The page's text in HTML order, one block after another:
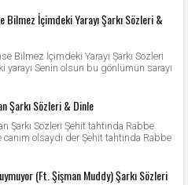
Bilmez İçimdeki Yarayı Şarkı Sözleri &
Bilmez İçimdeki Yarayı Şarkı Sözleri
Senin olsun bu gönlümün sarayı
Şarkı Sözleri & Dinle
Şarkı Sözleri Şehit tahtında Rabbe
olsaydı der Şehit tahtında Rabbe
(Ft. Şişman Muddy) Şarkı Sözleri